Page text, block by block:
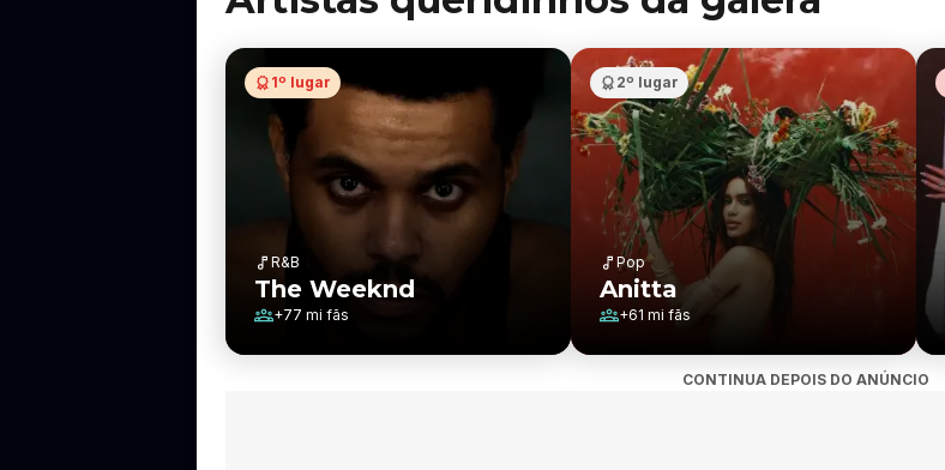
1º lugar
R&B
The Weeknd
+77 mi fãs
2º lugar
Pop
Anitta
+61 mi fãs
CONTINUA DEPOIS DO ANÚNCIO